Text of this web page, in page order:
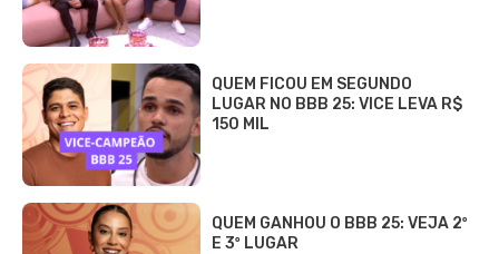
QUEM FICOU EM SEGUNDO
LUGAR NO BBB 25: VICE LEVA R$
150 MIL
QUEM GANHOU O BBB 25: VEJA 2º
E 3º LUGAR